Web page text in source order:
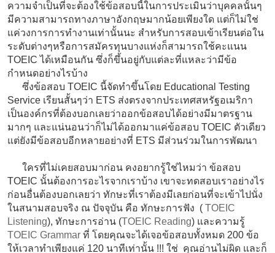
ความจำเป็นที่จะต้องใช้ข้อสอบนี้ในการประเมินว่าบุคคลนั้นๆ
มีความสามารถทางภาษาอังกฤษมากน้อยเพียงใด แต่ก็ไม่ใช่
แค่วงการการทำงานเท่านั้นนะ สำหรับการสอบเข้าเรียนต่อใน
ระดับต่างๆหรือการสมัครทุนบางแห่งก็สามารถใช้คะแนน
TOEIC ได้เหมือนกัน ซึ่งก็ขึ้นอยู่กับแต่ละที่แหละว่ามีข้อ
กำหนดอย่างไรบ้าง
ซึ่งข้อสอบ TOEIC นี้จัดทำขึ้นโดย Educational Testing
Service เรียนสั้นๆว่า ETS ส่งตรงจากประเทศสหรัฐอเมริกา
เป็นองค์กรที่ต้องบอกเลยว่าออกข้อสอบได้อย่างมีมาตรฐาน
มากๆ และแน่นอนว่าก็ไม่ได้ออกมาแค่ข้อสอบ TOEIC ตัวเดียว
แต่ยังมีข้อสอบอีกหลายอย่างที่ ETS มีส่วนร่วมในการพัฒนา
ใครที่ไม่เคยสอบมาก่อน คงอยากรู้ใช่ไหมว่า ข้อสอบ
TOEIC นั้นต้องการอะไรจากเราบ้าง เขาจะทดสอบเราอย่างไร
ก่อนอื่นต้องบอกเลยว่า ทักษะที่เราต้องมีเลยก่อนที่จะเข้าไปนั่ง
ในสนามสอบจริง ณ ปัจจุบัน คือ ทักษะการฟัง ( TOEIC
Listening), ทักษะการอ่าน (TOEIC Reading) และความรู้
TOEIC Grammar ที่ โดยคุณจะได้เจอข้อสอบทั้งหมด 200 ข้อ
ให้เวลาทำเพียงแค่ 120 นาทีเท่านั้น !!! ใช่ คุณอ่านไม่ผิด และก็